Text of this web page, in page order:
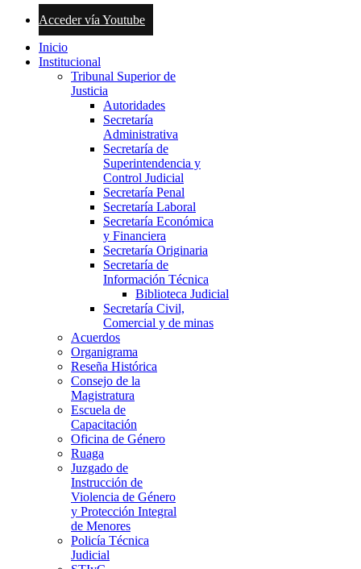
Acceder vía Youtube
Inicio
Institucional
Tribunal Superior de
Justicia
Autoridades
Secretaría
Administrativa
Secretaría de
Superintendencia y
Control Judicial
Secretaría Penal
Secretaría Laboral
Secretaría Económica
y Financiera
Secretaría Originaria
Secretaría de
Información Técnica
Biblioteca Judicial
Secretaría Civil,
Comercial y de minas
Acuerdos
Organigrama
Reseña Histórica
Consejo de la
Magistratura
Escuela de
Capacitación
Oficina de Género
Ruaga
Juzgado de
Instrucción de
Violencia de Género
y Protección Integral
de Menores
Policía Técnica
Judicial